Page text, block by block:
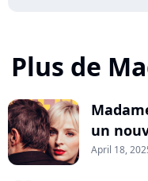
Plus de
un
April 18,